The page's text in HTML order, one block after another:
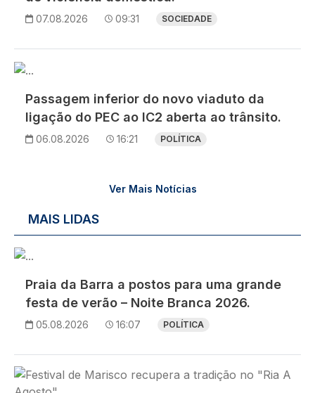
07.08.2026 09:31 SOCIEDADE
Imagem
Passagem inferior do novo viaduto da
ligação do PEC ao IC2 aberta ao trânsito.
06.08.2026 16:21 POLÍTICA
Ver Mais Notícias
MAIS LIDAS
Imagem
Praia da Barra a postos para uma grande
festa de verão – Noite Branca 2026.
05.08.2026 16:07 POLÍTICA
Imagem